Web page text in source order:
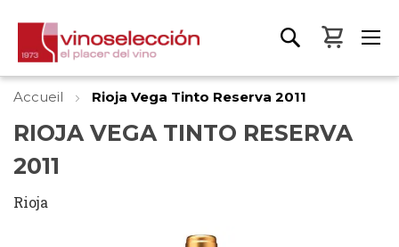
Mon
Accueil Rioja Vega Tinto Reserva 2011
RIOJA VEGA TINTO RESERVA
2011
Rioja